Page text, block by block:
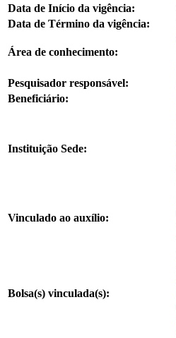
Data de Início da vigência:
Data de Término da vigência:
Área de conhecimento:
Pesquisador responsável:
Beneficiário:
Instituição Sede:
Vinculado ao auxílio:
Bolsa(s) vinculada(s):